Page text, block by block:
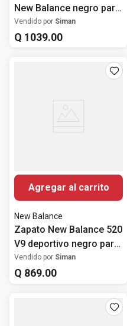
New Balance negro para
hombre
Vendido por Siman
Q 1039.00
Agregar al carrito
New Balance
Zapato New Balance 520
V9 deportivo negro para
hombre
Vendido por Siman
Q 869.00